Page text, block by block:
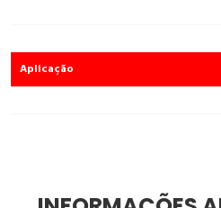
Aplicação